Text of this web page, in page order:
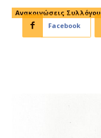
Ανακοινώσεις Συλλόγου
Facebook